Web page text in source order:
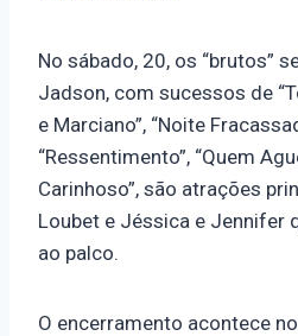
No sábado, 20, os “brutos”
Jadson, com sucessos de
e Marciano”, “Noite
“Ressentimento”, “Quem
Carinhoso”, são atrações
Loubet e Jéssica e Jennifer
ao palco.
O encerramento acontece